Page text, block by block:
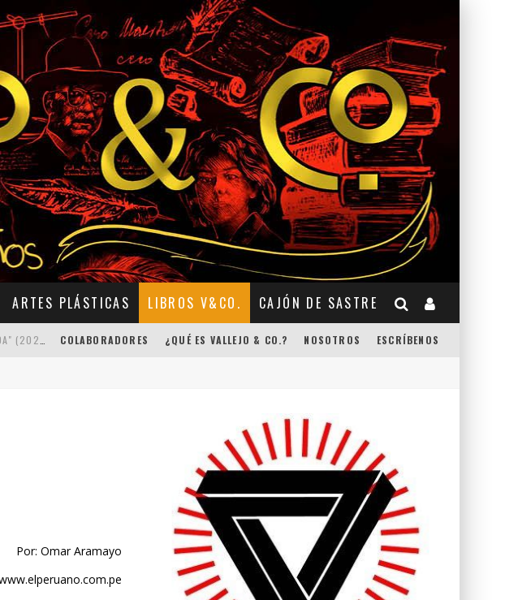
ARTES PLÁSTICAS LIBROS V&CO. CAJÓN DE SASTRE
COLABORADORES ¿QUÉ ES VALLEJO & CO.? NOSOTROS ESCRÍBENOS
Por: Omar Aramayo